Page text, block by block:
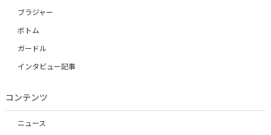
ブラジャー
ボトム
ガードル
インタビュー記事
コンテンツ
ニュース